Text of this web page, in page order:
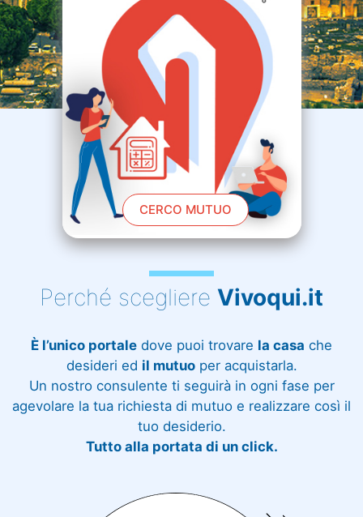
CERCO MUTUO
Perché scegliere Vivoqui.it
È l’unico portale dove puoi trovare la casa che
desideri ed il mutuoper acquistarla.
Un nostro consulente ti seguirà in ogni fase per
agevolare la tua richiesta di mutuo e realizzare così il
tuo desiderio.
Tutto alla portata di un click.